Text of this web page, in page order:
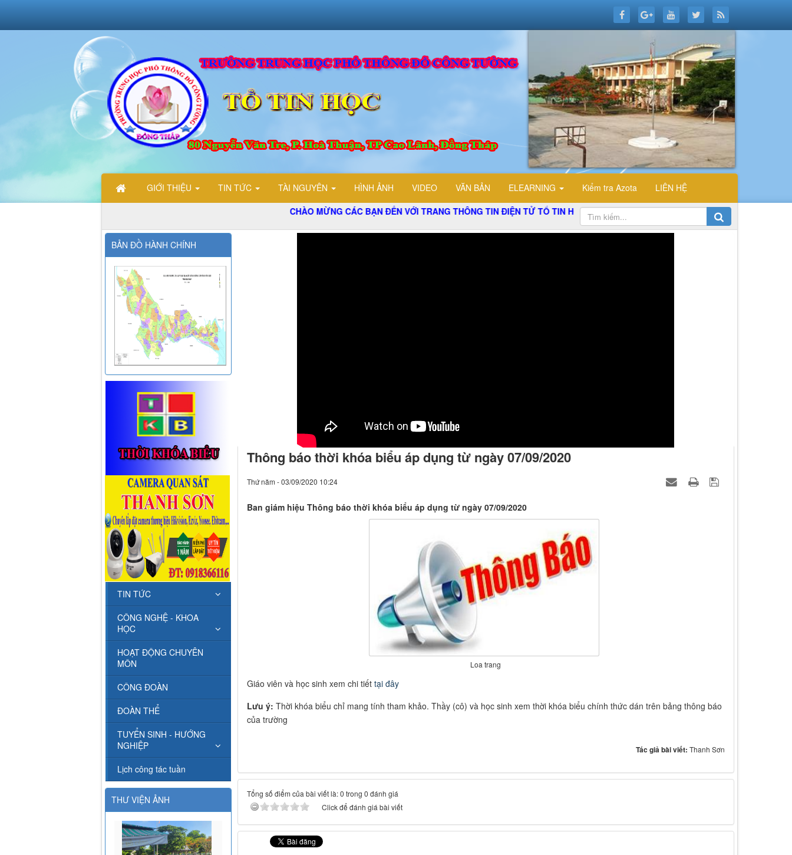
GIỚI THIỆU TIN TỨC TÀI NGUYÊN HÌNH ẢNH VIDEO VĂN BẢN ELEARNING Kiểm tra Azota
LIÊN HỆ
CHÀO MỪNG CÁC BẠN ĐẾN VỚI TRANG THÔNG TIN ĐIỆN TỬ TỔ TIN HỌC TRƯỜNG THPT ĐỖ CÔNG TƯỜNG
Thông báo thời khóa biểu áp dụng từ ngày 07/09/2020
Thứ năm - 03/09/2020 10:24
Ban giám hiệu Thông báo thời khóa biểu áp dụng từ ngày 07/09/2020
Loa trang
Giáo viên và học sinh xem chi tiết tại đây
Lưu ý: Thời khóa biểu chỉ mang tính tham khảo. Thầy (cô) và học sinh xem thời khóa biểu chính thức dán trên bảng thông báo
của trường
Tác giả bài viết: Thanh Sơn
Tổng số điểm của bài viết là: 0 trong 0 đánh giá
Click để đánh giá bài viết
BẢN ĐỒ HÀNH CHÍNH
TIN TỨC
CÔNG NGHỆ - KHOA
HỌC
HOẠT ĐỘNG CHUYÊN
MÔN
CÔNG ĐOÀN
ĐOÀN THỂ
TUYỂN SINH - HƯỚNG
NGHIỆP
Lịch công tác tuần
THƯ VIỆN ẢNH